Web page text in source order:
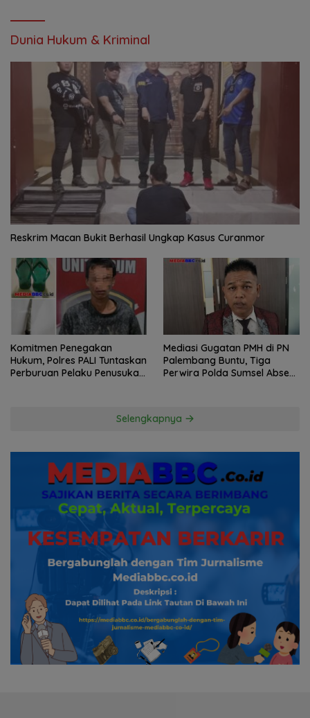
Dunia Hukum & Kriminal
Reskrim Macan Bukit Berhasil Ungkap Kasus Curanmor
Komitmen Penegakan
Hukum, Polres PALI Tuntaskan
Perburuan Pelaku Penusukan
Mediasi Gugatan PMH di PN
Palembang Buntu, Tiga
Perwira Polda Sumsel Absen,
Selengkapnya